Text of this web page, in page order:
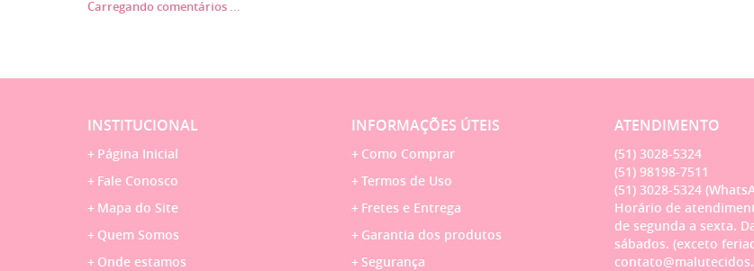
Carregando comentários ...
INSTITUCIONAL
Página Inicial
Fale Conosco
Mapa do Site
Quem Somos
Onde estamos
INFORMAÇÕES ÚTEIS
Como Comprar
Termos de Uso
Fretes e Entrega
Garantia dos produtos
Segurança
ATENDIMENTO
(51) 3028-5324
(51) 98198-7511
(51) 3028-5324
Horário de
de segunda a sexta.
sábados. (exceto